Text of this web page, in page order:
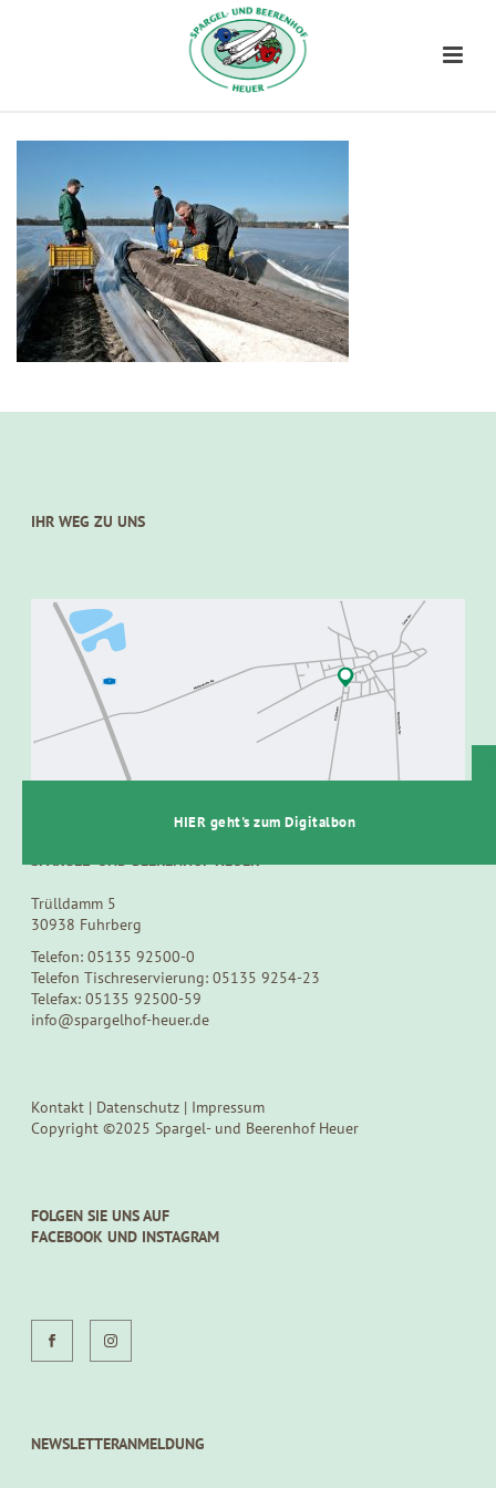
IHR WEG ZU UNS
SPARGEL- UND BEERENHOF HEUER
Trülldamm 5
30938 Fuhrberg
Telefon: 05135 92500-0
Telefon Tischreservierung: 05135 9254-23
Telefax: 05135 92500-59
info@spargelhof-heuer.de
Kontakt | Datenschutz | Impressum
Copyright ©2025 Spargel- und Beerenhof Heuer
FOLGEN SIE UNS AUF
FACEBOOK UND INSTAGRAM
NEWSLETTERANMELDUNG
HIER geht's zum Digitalbon